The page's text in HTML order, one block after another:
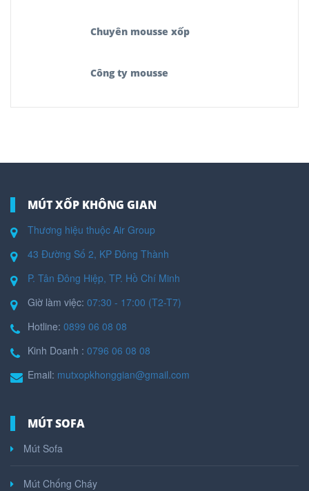
Chuyên mousse xốp
Công ty mousse
MÚT XỐP KHÔNG GIAN
Thương hiệu thuộc Air Group
43 Đường Số 2, KP Đông Thành
P. Tân Đông Hiệp, TP. Hồ Chí Minh
Giờ làm việc: 07:30 - 17:00 (T2-T7)
Hotline: 0899 06 08 08
Kinh Doanh : 0796 06 08 08
Email: mutxopkhonggian@gmail.com
MÚT SOFA
Mút Sofa
Mút Chống Cháy